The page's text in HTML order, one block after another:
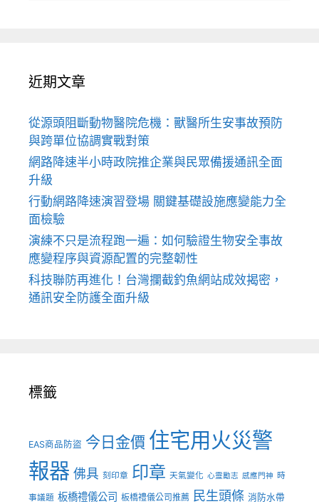
近期文章
從源頭阻斷動物醫院危機：獸醫所生安事故預防
與跨單位協調實戰對策
網路降速半小時政院推企業與民眾備援通訊全面
升級
行動網路降速演習登場 關鍵基礎設施應變能力全
面檢驗
演練不只是流程跑一遍：如何驗證生物安全事故
應變程序與資源配置的完整韌性
科技聯防再進化！台灣攔截釣魚網站成效揭密，
通訊安全防護全面升級
標籤
EAS商品防盜 今日金價 住宅用火災警
報器 佛具 刻印章 印章 天氣變化 心靈勵志 感應門神 時
事議題 板橋禮儀公司 板橋禮儀公司推薦 民生頭條 消防水帶